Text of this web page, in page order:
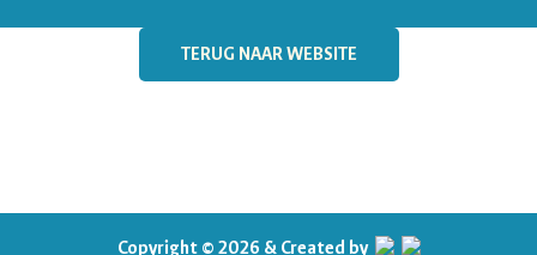
TERUG NAAR WEBSITE
Copyright © 2026 & Created by